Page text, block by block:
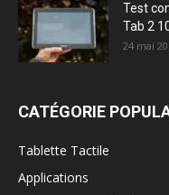
Test
Tab 2
24 mai
CATÉGORIE
Tablette Tactile
Applications